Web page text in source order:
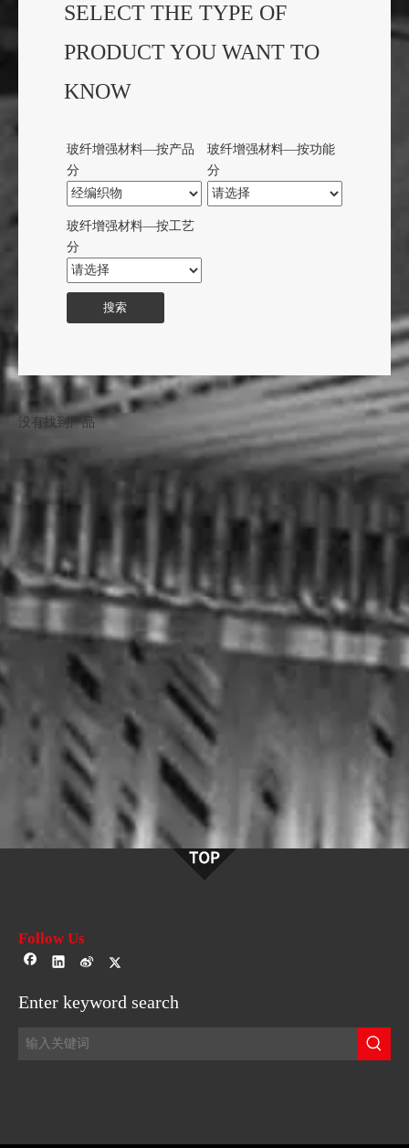
SELECT THE TYPE OF
PRODUCT YOU WANT TO
KNOW
玻纤增强材料—按产品
分
玻纤增强材料—按功能
分
玻纤增强材料—按工艺
分
搜索
没有找到产品
Follow Us
Enter keyword search